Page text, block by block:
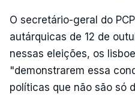
O secretário-geral do
autárquicas de 12 de
nessas eleições, os
"demonstrarem essa
políticas que não são só